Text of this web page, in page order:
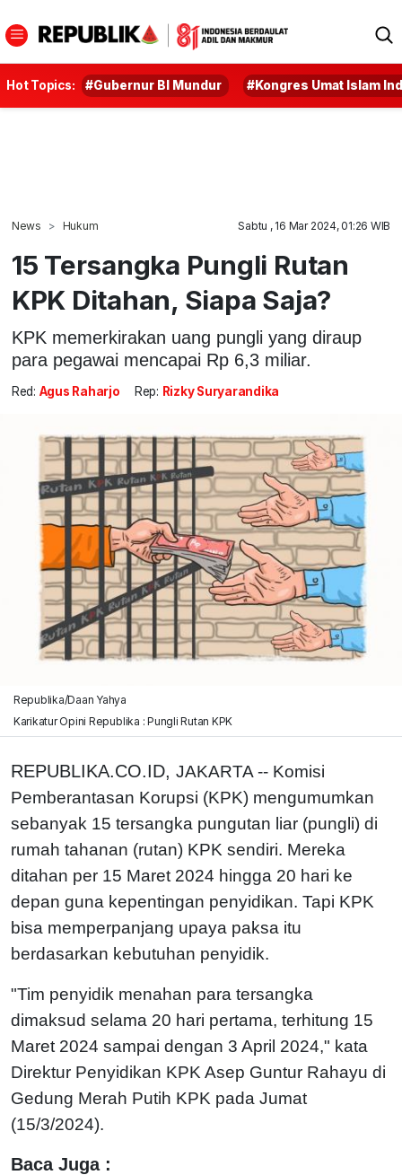
Hot Topics: #Gubernur BI Mundur #Kongres Umat Islam
News Hukum Sabtu , 16 Mar 2024, 01:26 WIB
15 Tersangka Pungli Rutan
KPK Ditahan, Siapa Saja?
KPK memerkirakan uang pungli yang diraup
para pegawai mencapai Rp 6,3 miliar.
Red: Agus Raharjo Rep: Rizky Suryarandika
Republika/Daan Yahya
Karikatur Opini Republika : Pungli Rutan KPK
REPUBLIKA.CO.ID, JAKARTA -- Komisi
Pemberantasan Korupsi (KPK) mengumumkan
sebanyak 15 tersangka pungutan liar (pungli) di
rumah tahanan (rutan) KPK sendiri. Mereka
ditahan per 15 Maret 2024 hingga 20 hari ke
depan guna kepentingan penyidikan. Tapi KPK
bisa memperpanjang upaya paksa itu
berdasarkan kebutuhan penyidik.
"Tim penyidik menahan para tersangka
dimaksud selama 20 hari pertama, terhitung 15
Maret 2024 sampai dengan 3 April 2024," kata
Direktur Penyidikan KPK Asep Guntur Rahayu di
Gedung Merah Putih KPK pada Jumat
(15/3/2024).
Baca Juga :